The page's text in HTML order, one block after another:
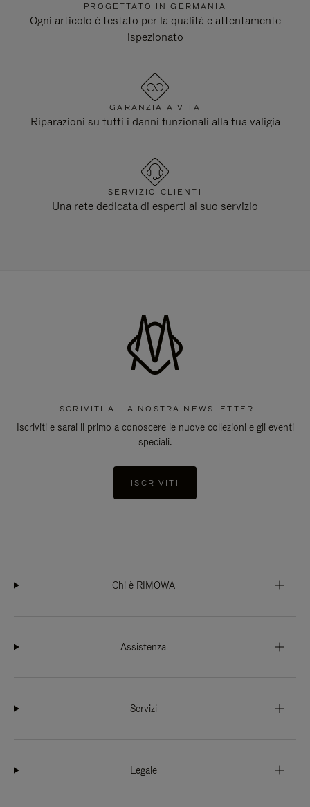
PROGETTATO IN GERMANIA
Ogni articolo è testato per la qualità e attentamente
ispezionato
GARANZIA A VITA
Riparazioni su tutti i danni funzionali alla tua valigia
SERVIZIO CLIENTI
Una rete dedicata di esperti al suo servizio
ISCRIVITI ALLA NOSTRA NEWSLETTER
Iscriviti e sarai il primo a conoscere le nuove collezioni e gli eventi
speciali.
ISCRIVITI
Chi è RIMOWA
Assistenza
Servizi
Legale